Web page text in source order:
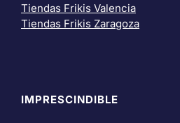
Tiendas Frikis Valencia
Tiendas Frikis Zaragoza
IMPRESCINDIBLE